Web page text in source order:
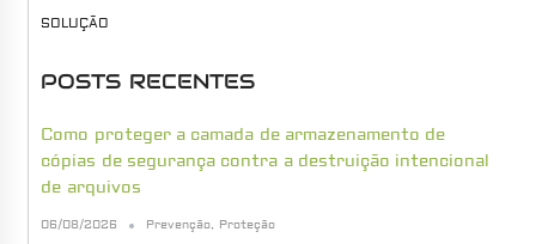
SOLUÇÃO
POSTS RECENTES
Como proteger a camada de armazenamento de
cópias de segurança contra a destruição intencional
de arquivos
06/08/2026 Prevenção, Proteção